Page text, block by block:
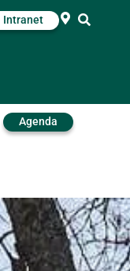
Intranet
Agenda